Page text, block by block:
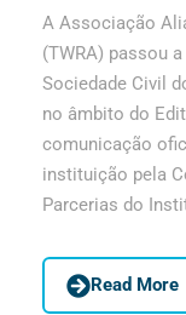
A Associação
(TWRA) passou
Sociedade Civil
no âmbito do
comunicação
instituição pela
Parcerias do
Read More